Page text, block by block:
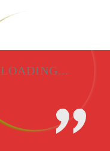
LOADING...